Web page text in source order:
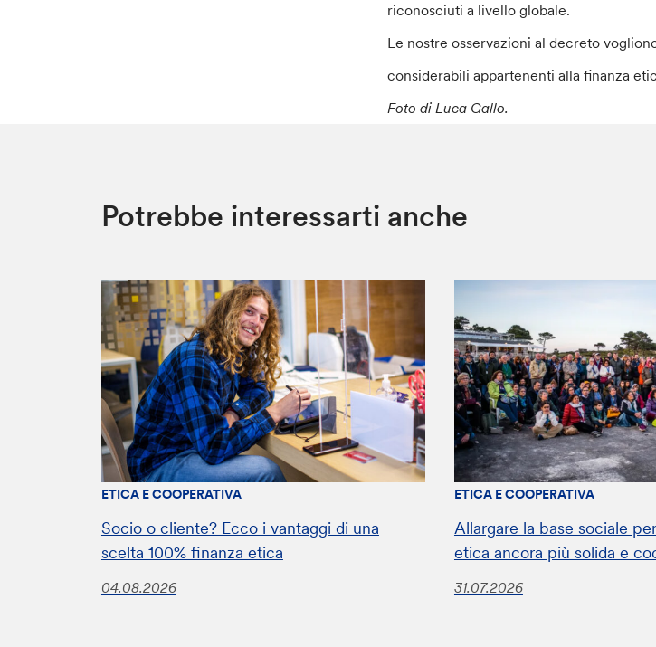
riconosciuti a livello globale.
Le nostre osservazioni al decreto
considerabili appartenenti alla finanza
Foto di Luca Gallo.
Potrebbe interessarti anche
ETICA E COOPERATIVA
Socio o cliente? Ecco i vantaggi di una
scelta 100% finanza etica
04.08.2026
ETICA E COOPERATIVA
Allargare la base sociale
etica ancora più solida e
31.07.2026